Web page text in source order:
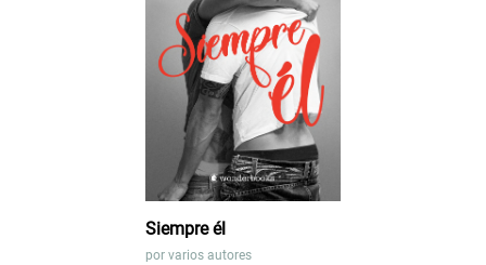
Siempre él
por varios autores